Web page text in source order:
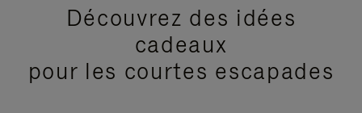
Découvrez des idées
cadeaux
pour les courtes escapades